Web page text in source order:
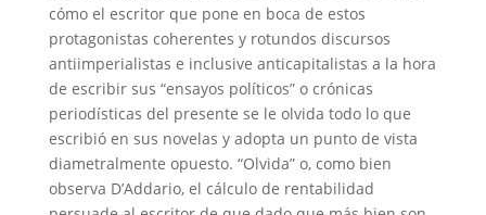
cómo el escritor que pone en boca de estos
protagonistas coherentes y rotundos discursos
antiimperialistas e inclusive anticapitalistas a la hora
de escribir sus “ensayos políticos” o crónicas
periodísticas del presente se le olvida todo lo que
escribió en sus novelas y adopta un punto de vista
diametralmente opuesto. “Olvida” o, como bien
observa D’Addario, el cálculo de rentabilidad